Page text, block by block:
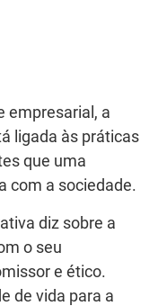
empresarial, a
ligada às práticas
que uma
com a sociedade.
diz sobre a
o seu
e ético.
de vida para a